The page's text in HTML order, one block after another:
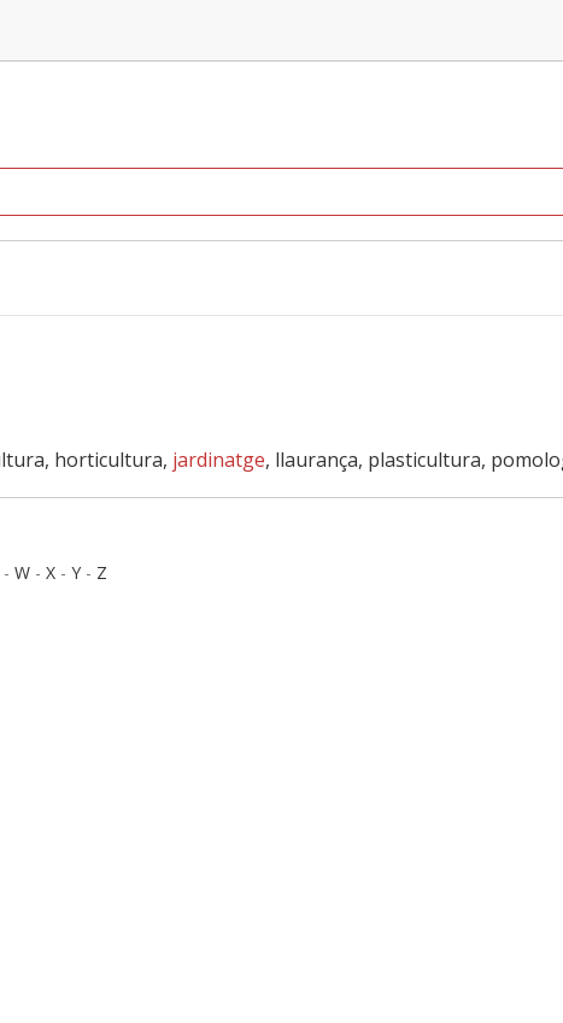
horticultura, jardinatge, llaurança, plasticultura,
- W - X - Y - Z